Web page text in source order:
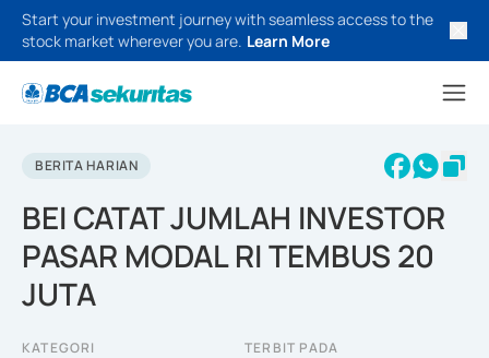
Start your investment journey with seamless access to the
stock market wherever you are. Learn More
BERITA HARIAN
BEI CATAT JUMLAH INVESTOR
PASAR MODAL RI TEMBUS 20
JUTA
KATEGORI TERBIT PADA